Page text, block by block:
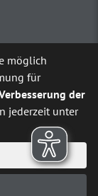
externe
möglich
für
der
jederzeit unter